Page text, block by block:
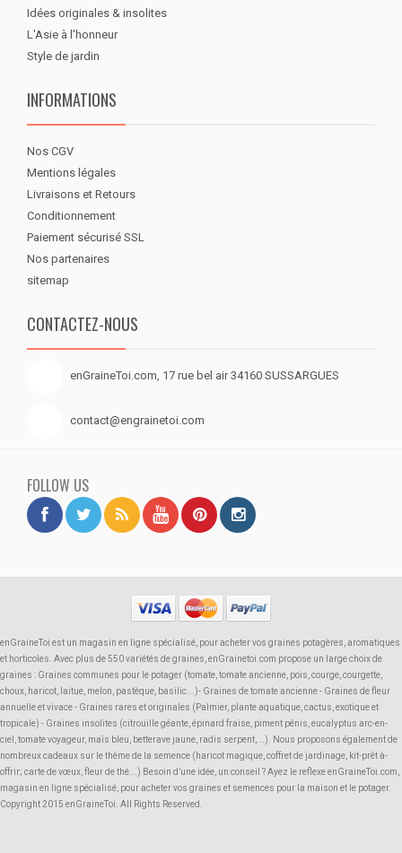
Idées originales & insolites
L'Asie à l'honneur
Style de jardin
INFORMATIONS
Nos CGV
Mentions légales
Livraisons et Retours
Conditionnement
Paiement sécurisé SSL
Nos partenaires
sitemap
CONTACTEZ-NOUS
enGraineToi.com, 17 rue bel air 34160 SUSSARGUES
contact@engrainetoi.com
FOLLOW US
enGraineToi est un magasin en ligne spécialisé, pour acheter vos graines potagères, aromatiques
et horticoles. Avec plus de 550 variétés de graines, enGrainetoi.com propose un large choix de
graines : Graines communes pour le potager (tomate, tomate ancienne, pois, courge, courgette,
choux, haricot, laitue, melon, pastèque, basilic...)- Graines de tomate ancienne - Graines de fleur
annuelle et vivace - Graines rares et originales (Palmier, plante aquatique, cactus, exotique et
tropicale) - Graines insolites (citrouille géante, épinard fraise, piment pénis, eucalyptus arc-en-
ciel, tomate voyageur, maïs bleu, betterave jaune, radis serpent,...). Nous proposons également de
nombreux cadeaux sur le thème de la semence (haricot magique, coffret de jardinage, kit-prêt à-
offrir; carte de vœux, fleur de thé...) Besoin d’une idée, un conseil ? Ayez le reflexe enGraineToi.com,
magasin en ligne spécialisé, pour acheter vos graines et semences pour la maison et le potager.
Copyright 2015 enGraineToi. All Rights Reserved.